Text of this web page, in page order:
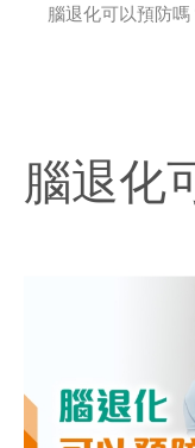
腦退化可以預防嗎
腦退化